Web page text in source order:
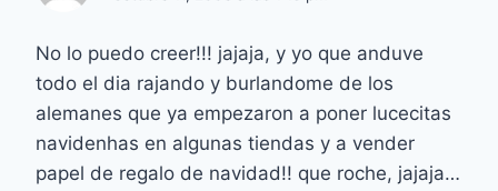
No lo puedo creer!!! jajaja, y yo que anduve
todo el dia rajando y burlandome de los
alemanes que ya empezaron a poner lucecitas
navidenhas en algunas tiendas y a vender
papel de regalo de navidad!! que roche, jajaja…